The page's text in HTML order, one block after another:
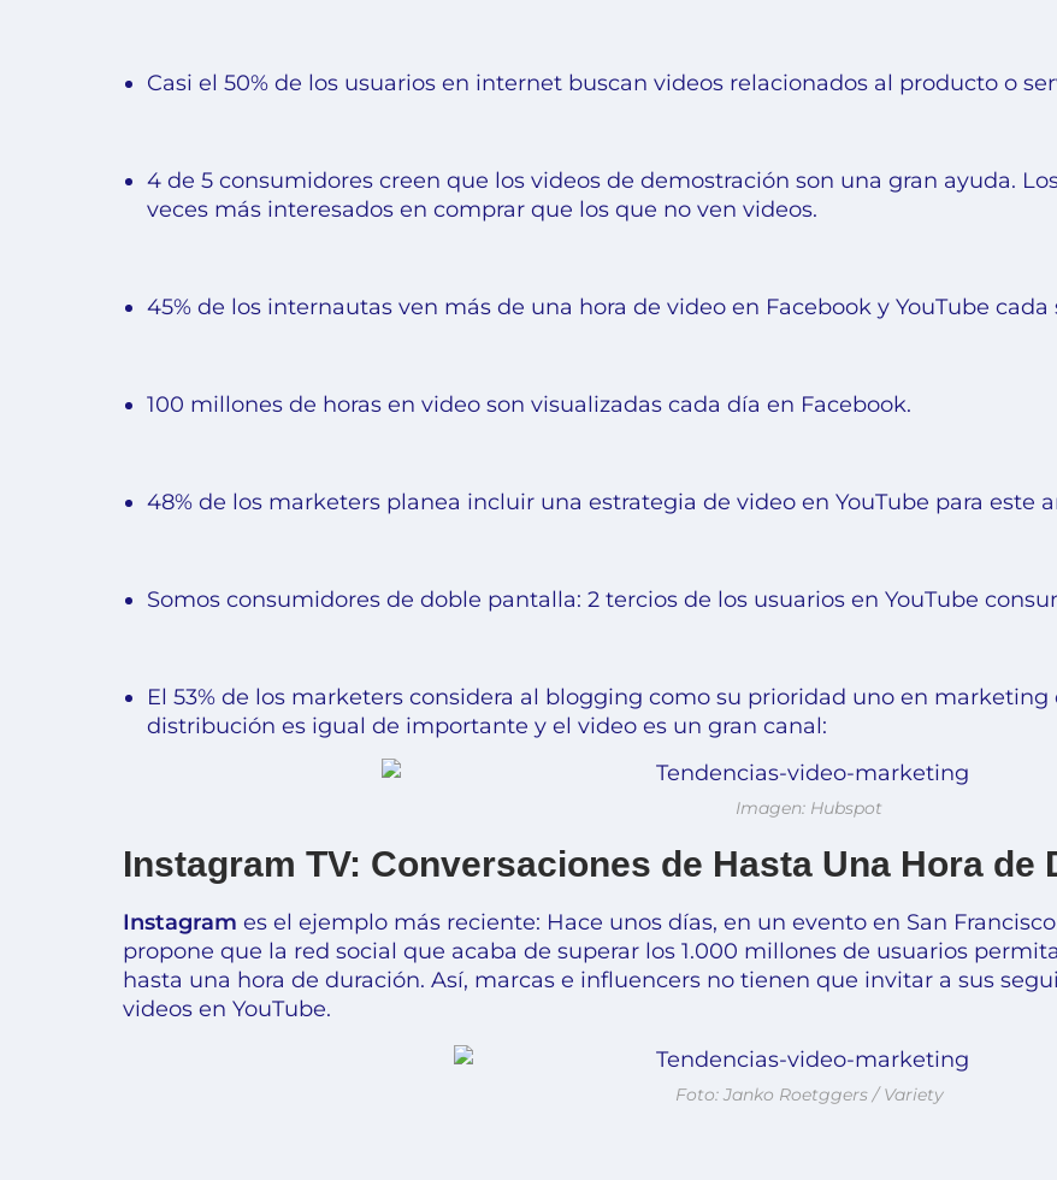
Casi el 50% de los usuarios en internet buscan videos relacionados al producto o
4 de 5 consumidores creen que los videos de demostración son una gran ayuda.
veces más interesados en comprar que los que no ven videos.
45% de los internautas ven más de una hora de video en Facebook y YouTube cada
100 millones de horas en video son visualizadas cada día en Facebook.
48% de los marketers planea incluir una estrategia de video en YouTube para este
Somos consumidores de doble pantalla: 2 tercios de los usuarios en YouTube
El 53% de los marketers considera al blogging como su prioridad uno en
distribución es igual de importante y el video es un gran canal:
Imagen: Hubspot
Instagram TV: Conversaciones de Hasta Una Hora de
Instagram es el ejemplo más reciente: Hace unos días, en un evento en San
propone que la red social que acaba de superar los 1.000 millones de usuarios
hasta una hora de duración. Así, marcas e influencers no tienen que invitar a sus
videos en YouTube.
Foto: Janko Roetggers / Variety